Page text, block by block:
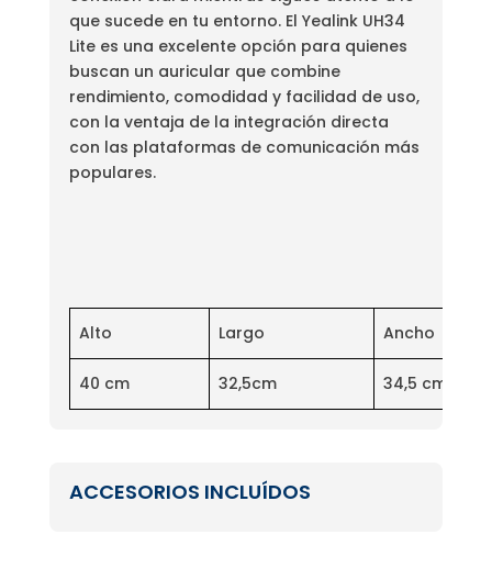
que sucede en tu entorno. El Yealink UH34
Lite es una excelente opción para quienes
buscan un auricular que combine
rendimiento, comodidad y facilidad de uso,
con la ventaja de la integración directa
con las plataformas de comunicación más
populares.
Alto Largo Ancho
40 cm 32,5cm 34,5 cm
ACCESORIOS INCLUÍDOS